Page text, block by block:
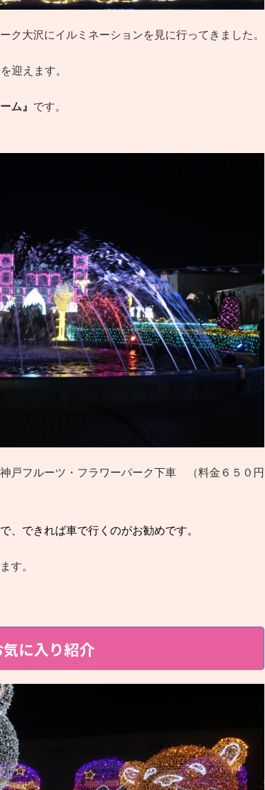
ク大沢にイルミネーションを見に行ってきました。
迎えます。
ム』 です。
戸フルーツ・フラワーパーク下車 （料金６５０円
、できれば車で行くのがお勧めです。
す。
に入り紹介